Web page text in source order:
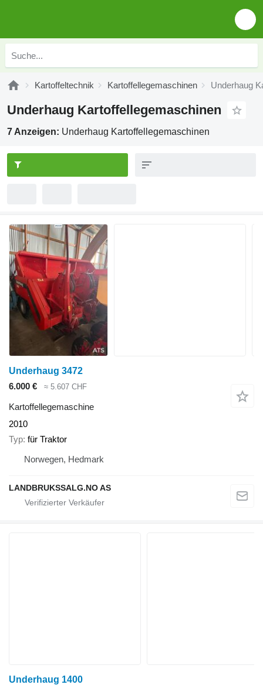
Kartoffeltechnik Kartoffellegemaschinen Underhaug
Underhaug Kartoffellegemaschinen
7 Anzeigen: Underhaug Kartoffellegemaschinen
Underhaug 3472
6.000 €
≈ 5.607 CHF
Kartoffellegemaschine
2010
Typ für Traktor
Norwegen, Hedmark
LANDBRUKSSALG.NO AS
Underhaug 1400